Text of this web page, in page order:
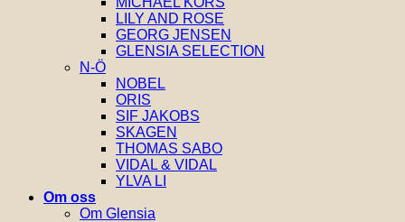
LILY AND ROSE
GEORG JENSEN
GLENSIA SELECTION
N-Ö
NOBEL
ORIS
SIF JAKOBS
SKAGEN
THOMAS SABO
VIDAL & VIDAL
YLVA LI
Om oss
Om Glensia